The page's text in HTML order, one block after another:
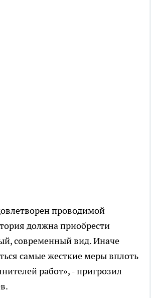
проводимой
должна приобрести
современный вид. Иначе
самые жесткие меры вплоть
работ», - пригрозил